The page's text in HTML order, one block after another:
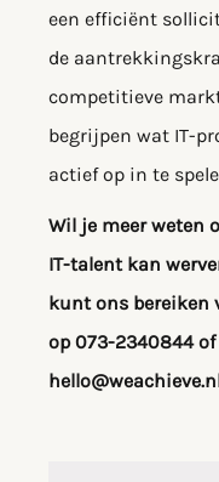
een efficiënt
de
competitieve
begrijpen wat IT-
actief op in te
Wil je meer weten
IT-talent kan
kunt ons bereiken
op 073-2340844